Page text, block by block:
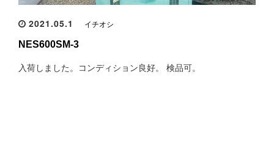
2021.05.1 イチオシ
NES600SM-3
入荷しました。コンディション良好。 検品可。